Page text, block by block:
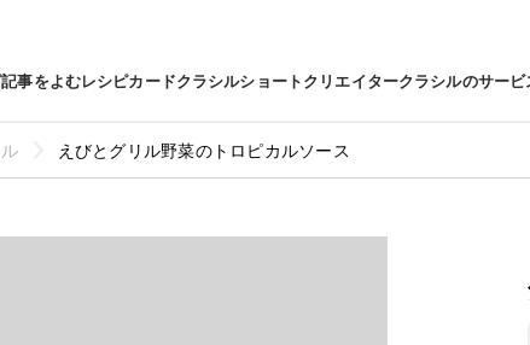
記事をよむレシピカードクラシルショートクリエイタークラシルのサービ
えびとグリル野菜のトロピカルソース